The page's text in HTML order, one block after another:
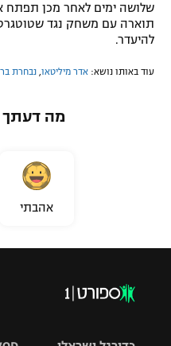
שלושה ימים לאחר מכן תפתח
תוארה עם משחק נגד
להיעדר.
עוד באותו נושא: אדר מיליטאו נבחרת
מה
אהבתי